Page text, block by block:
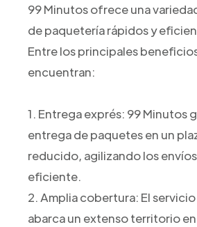
99 Minutos ofrece una
de paquetería rápidos y
Entre los principales
encuentran:
1. Entrega exprés: 99 Minutos
entrega de paquetes en un
reducido, agilizando los
eficiente.
2. Amplia cobertura: El
abarca un extenso territorio